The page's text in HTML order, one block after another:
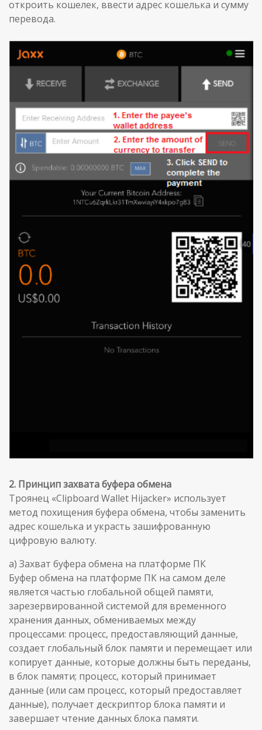
откроить кошелек, ввести адрес кошелька и сумму
перевода.
2. Принцип захвата буфера обмена
Троянец «Clipboard Wallet Hijacker» использует
метод похищения буфера обмена, чтобы заменить
адрес кошелька и украсть зашифрованную
цифровую валюту.
a) Захват буфера обмена на платформе ПК
Буфер обмена на платформе ПК на самом деле
является частью глобальной общей памяти,
зарезервированной системой для временного
хранения данных, обмениваемых между
процессами: процесс, предоставляющий данные,
создает глобальный блок памяти и перемещает или
копирует данные, которые должны быть переданы,
в блок памяти; процесс, который принимает
данные (или сам процесс, который предоставляет
данные), получает дескриптор блока памяти и
завершает чтение данных блока памяти.